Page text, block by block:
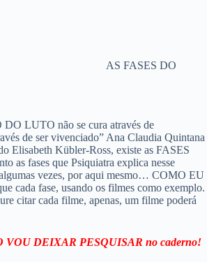
AS FASES DO
LUTO não se cura através de
de ser vivenciado” Ana Claudia Quintana
Elisabeth Kübler-Ross, existe as FASES
as fases que Psiquiatra explica nesse
vezes, por aqui mesmo… COMO EU
cada fase, usando os filmes como exemplo.
citar cada filme, apenas, um filme poderá
VOU DEIXAR PESQUISAR no caderno!